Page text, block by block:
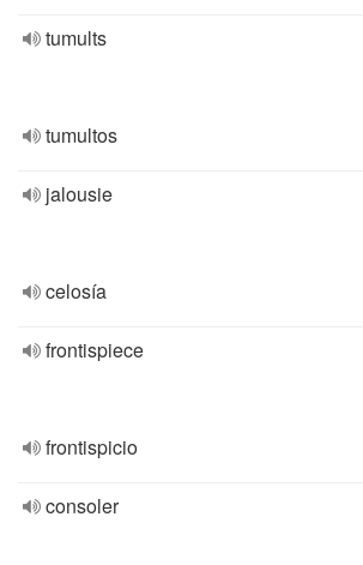
tumults
tumultos
jalousie
celosía
frontispiece
frontispicio
consoler